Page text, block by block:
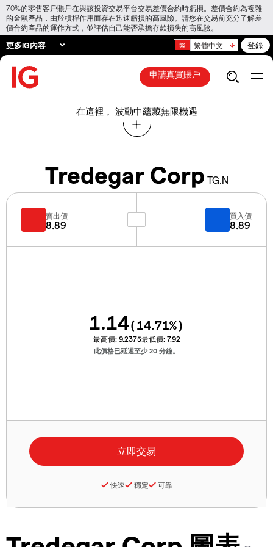
70%的零售客戶賬戶在與該投資交易平台交易差價合約時虧損。差價合約為複雜
的金融產品，由於槓桿作用而存在迅速虧損的高風險。請您在交易前充分了解差
價合約產品的運作方式，並評估自己能否承擔存款損失的高風險。
更多IG內容 繁體中文 登錄
申請真實賬戶
在這裡， 波動中蘊藏無限機遇
Tredegar Corp TG.N
賣出價
8.89
買入價
8.89
1.14(14.71%)
最高價: 9.2375最低價: 7.92
此價格已延遲至少 20 分鐘。
快速 穩定 可靠